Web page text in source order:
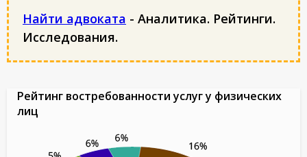
Найти адвоката - Аналитика. Рейтинги.
Исследования.
Рейтинг востребованности услуг у физических
лиц